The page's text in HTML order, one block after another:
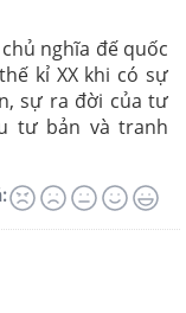
nghĩa đế quốc
kỉ XX khi có sự
sự ra đời của tư
tư bản và tranh